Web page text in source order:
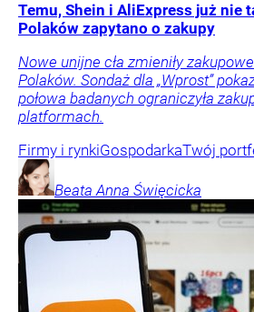
Temu, Shein i AliExpress już nie
Polaków zapytano o zakupy
Nowe unijne cła zmieniły
Polaków. Sondaż dla „Wprost”
połowa badanych ograniczyła
platformach.
Firmy i rynkiGospodarkaTwój
Beata Anna Święcicka